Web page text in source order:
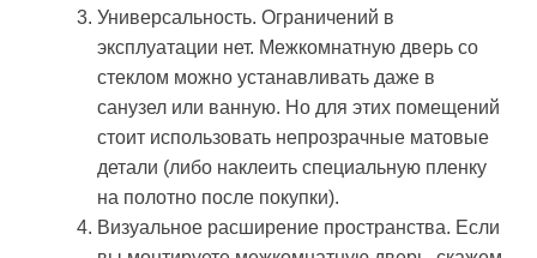
Универсальность. Ограничений в
эксплуатации нет. Межкомнатную дверь со
стеклом можно устанавливать даже в
санузел или ванную. Но для этих помещений
стоит использовать непрозрачные матовые
детали (либо наклеить специальную пленку
на полотно после покупки).
Визуальное расширение пространства. Если